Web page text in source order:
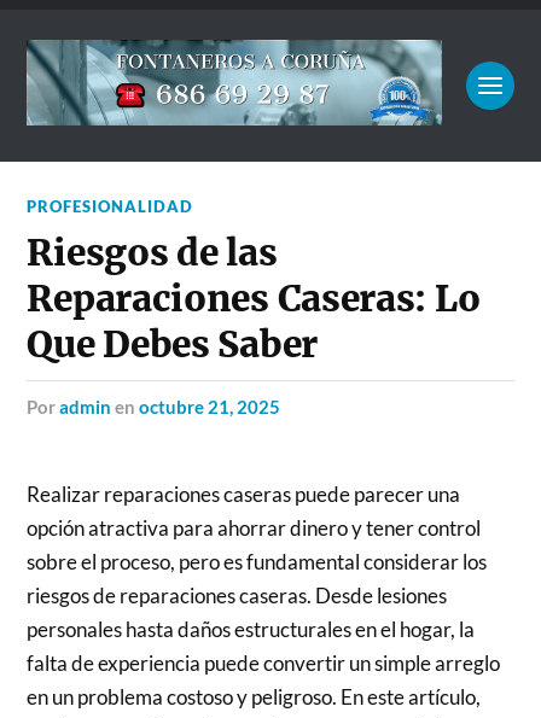
PROFESIONALIDAD
Riesgos de las
Reparaciones Caseras: Lo
Que Debes Saber
poradmin enoctubre 21, 2025
Realizar reparaciones caseras puede parecer una
opción atractiva para ahorrar dinero y tener control
sobre el proceso, pero es fundamental considerar los
riesgos de reparaciones caseras. Desde lesiones
personales hasta daños estructurales en el hogar, la
falta de experiencia puede convertir un simple arreglo
en un problema costoso y peligroso. En este artículo,